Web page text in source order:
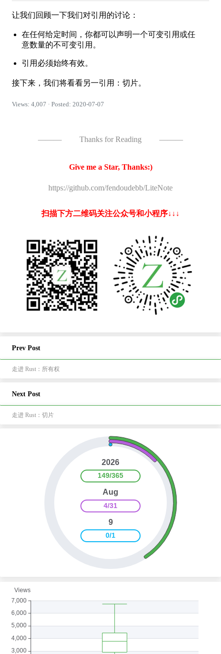
让我们回顾一下我们对引用的讨论：
在任何给定时间，你都可以声明一个可变引用或任
意数量的不可变引用。
引用必须始终有效。
接下来，我们将看看另一引用：切片。
Views: 4,007 · Posted: 2020-07-07
——— Thanks for Reading ———
Give me a Star, Thanks:)
https://github.com/fendoudebb/LiteNote
扫描下方二维码关注公众号和小程序↓↓↓
Prev Post
走进 Rust：所有权
Next Post
走进 Rust：切片